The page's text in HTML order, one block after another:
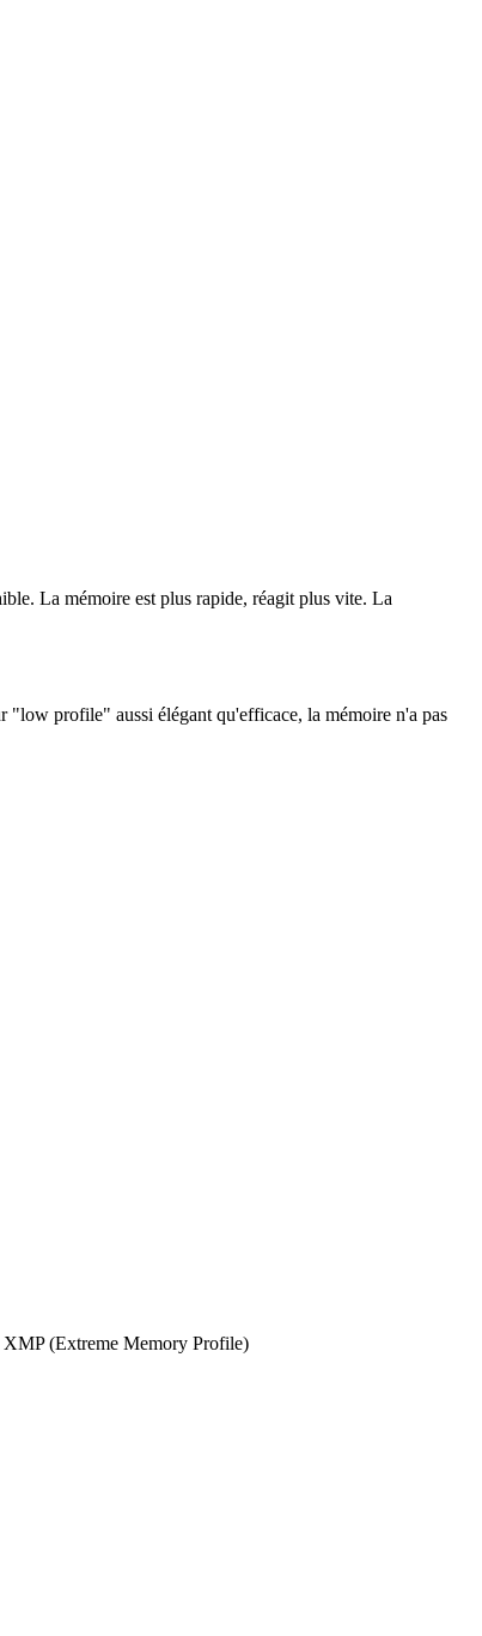
La mémoire est plus rapide, réagit plus vite. La
"low profile" aussi élégant qu'efficace, la mémoire n'a pas
(Extreme Memory Profile)